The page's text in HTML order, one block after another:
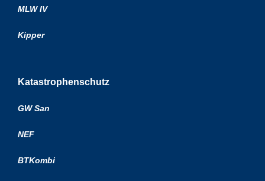
MLW IV
Kipper
Katastrophenschutz
GW San
NEF
BTKombi